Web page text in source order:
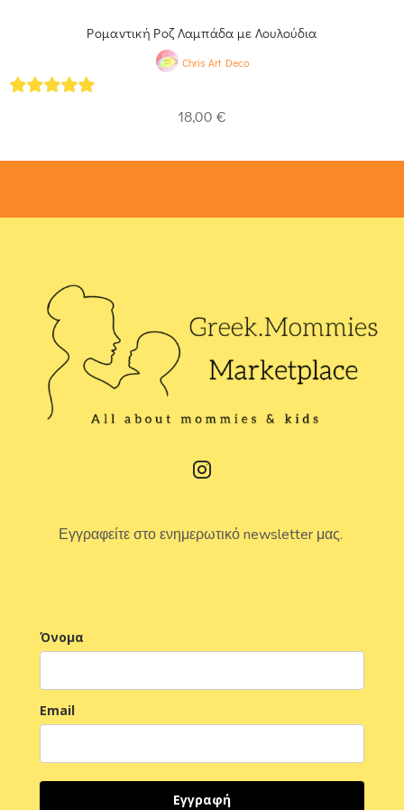
Ρομαντική Ροζ Λαμπάδα με Λουλούδια
Chris Art Deco
18,00 €
Εγγραφείτε στο ενημερωτικό newsletter μας.
Όνομα
Email
Εγγραφή